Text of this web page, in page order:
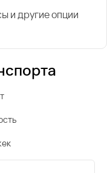
и другие опции